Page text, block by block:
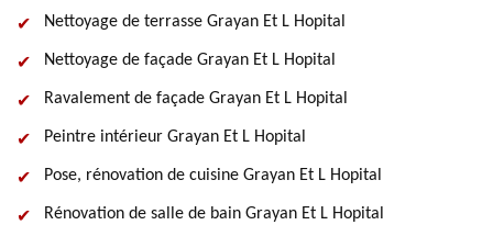
Nettoyage de terrasse Grayan Et L Hopital
Nettoyage de façade Grayan Et L Hopital
Ravalement de façade Grayan Et L Hopital
Peintre intérieur Grayan Et L Hopital
Pose, rénovation de cuisine Grayan Et L Hopital
Rénovation de salle de bain Grayan Et L Hopital